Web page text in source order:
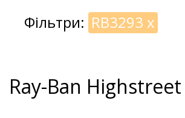
Фільтри: RB3293 x
Ray-Ban Highstreet